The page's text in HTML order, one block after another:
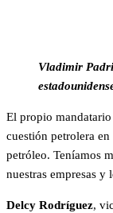
Vladimir
El propio mandatario
cuestión petrolera
petróleo. Teníamos
nuestras empresas y
Delcy Rodríguez,